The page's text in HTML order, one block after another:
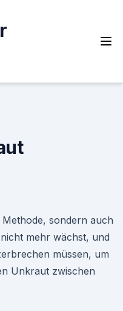
sondern auch
mehr wächst, und
müssen, um
Unkraut zwischen